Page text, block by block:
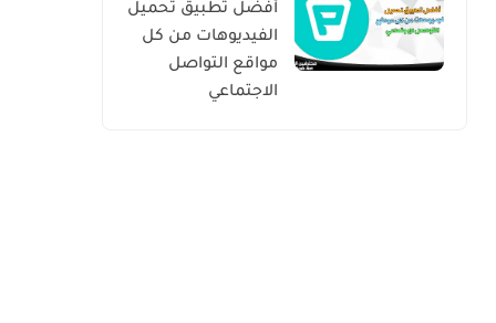
أفضل تطبيق تحميل
الفيديوهات من كل
مواقع التواصل
الاجتماعي